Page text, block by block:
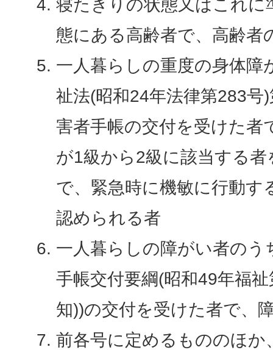
寝たきりの状態又はこれ
態にある高齢者で、高齢者
一人暮らしの重度の身体障
祉法(昭和24年法律第283号
害者手帳の交付を受けた者
が1級から2級に該当する
で、緊急時に機敏に行動す
認められる者
一人暮らしの障がい者のう
手帳交付要綱(昭和49年福
知))の交付を受けた者で、
前各号に定めるもののほか